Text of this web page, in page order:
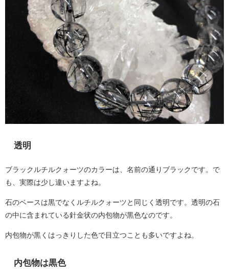
透明
ブラックルチルクォーツのカラーは、名前の通りブラックです。で
も、実際は少し違いますよね。
石のベースは黒でなくルチルクォーツと同じく透明です。透明の石
の中に含まれている針金状の内包物が黒色なのです。
内包物が黒くはっきりした色で目立つことも多いですよね。
内包物は黒色